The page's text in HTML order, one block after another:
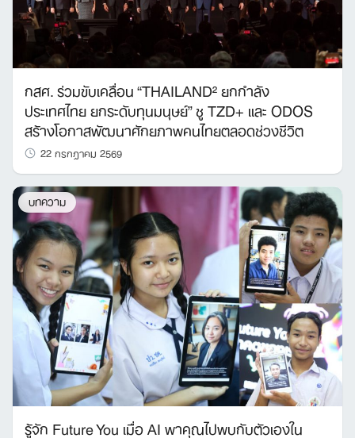
กสศ. ร่วมขับเคลื่อน “THAILAND² ยกกำลัง
ประเทศไทย ยกระดับทุนมนุษย์” ชู TZD+ และ ODOS
สร้างโอกาสพัฒนาศักยภาพคนไทยตลอดช่วงชีวิต
22 กรกฎาคม 2569
บทความ
รู้จัก Future You เมื่อ AI พาคุณไปพบกับตัวเองใน